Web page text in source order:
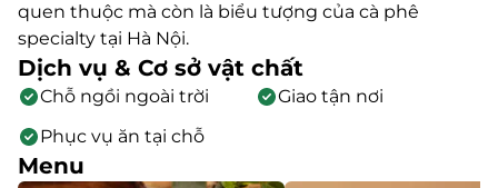
quen thuộc mà còn là biểu tượng của cà phê
specialty tại Hà Nội.
Dịch vụ & Cơ sở vật chất
Chỗ ngồi ngoài trời
Giao tận nơi
Phục vụ ăn tại chỗ
Menu